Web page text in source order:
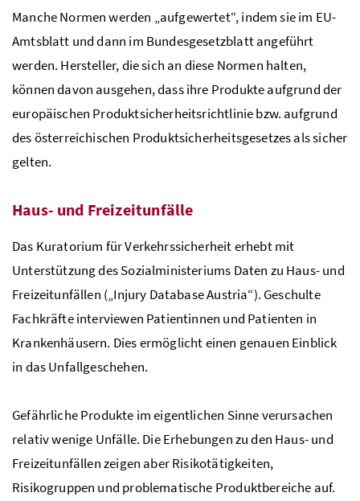
Manche Normen werden „aufgewertet“, indem sie im EU-
Amtsblatt und dann im Bundesgesetzblatt angeführt
werden. Hersteller, die sich an diese Normen halten,
können davon ausgehen, dass ihre Produkte aufgrund der
europäischen Produktsicherheitsrichtliniebzw. aufgrund
des österreichischen Produktsicherheitsgesetzes als sicher
gelten.
Haus- und Freizeitunfälle
Das Kuratorium für Verkehrssicherheit erhebt mit
Unterstützung des Sozialministeriums Daten zu Haus- und
Freizeitunfällen („Injury Database Austria“). Geschulte
Fachkräfte interviewen Patientinnen und Patienten in
Krankenhäusern. Dies ermöglicht einen genauen Einblick
in das Unfallgeschehen.
Gefährliche Produkte im eigentlichen Sinne verursachen
relativ wenige Unfälle. Die Erhebungen zu den Haus- und
Freizeitunfällen zeigen aber Risikotätigkeiten,
Risikogruppen und problematische Produktbereiche auf.